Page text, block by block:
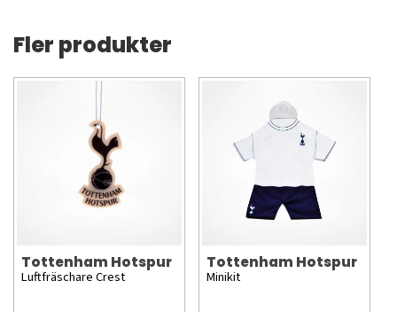
Fler produkter
Tottenham Hotspur
Luftfräschare Crest
Tottenham Hotspur
Minikit